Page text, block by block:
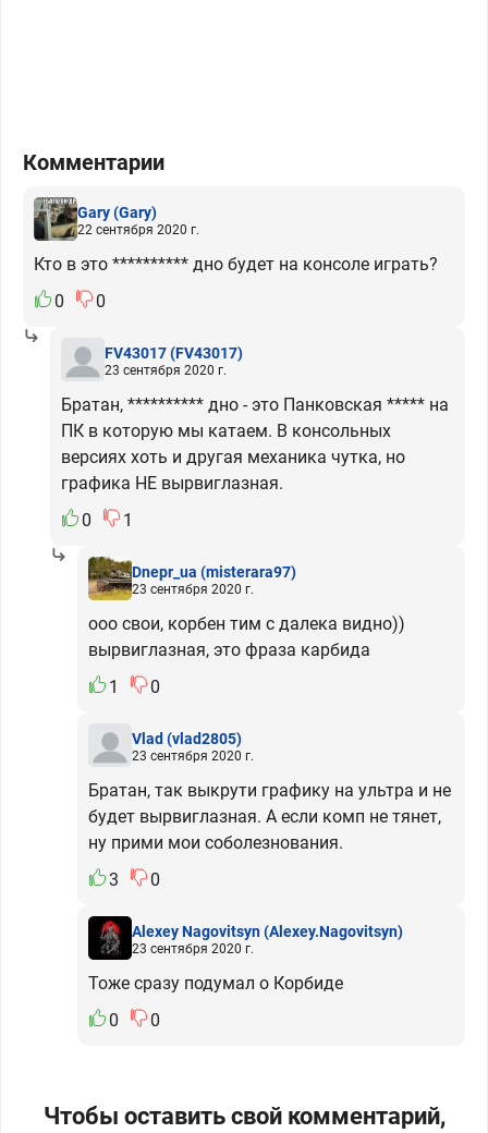
Комментарии
Gary(Gary)
22 сентября 2020 г.
Кто в это ********** дно будет на консоле играть?
0
0
FV43017(FV43017)
23 сентября 2020 г.
Братан, ********** дно - это Панковская ***** на
ПК в которую мы катаем. В консольных
версиях хоть и другая механика чутка, но
графика НЕ вырвиглазная.
0
1
Dnepr_ua (misterara97)
23 сентября 2020 г.
ооо свои, корбен тим с далека видно))
вырвиглазная, это фраза карбида
1
0
Vlad(vlad2805)
23 сентября 2020 г.
Братан, так выкрути графику на ультра и не
будет вырвиглазная. А если комп не тянет,
ну прими мои соболезнования.
3
0
Alexey Nagovitsyn(Alexey.Nagovitsyn)
23 сентября 2020 г.
Тоже сразу подумал о Корбиде
0
0
Чтобы оставить свой комментарий,